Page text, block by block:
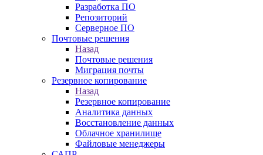
Разработка ПО
Репозиторий
Серверное ПО
Почтовые решения
Назад
Почтовые решения
Миграция почты
Резервное копирование
Назад
Резервное копирование
Аналитика данных
Восстановление данных
Облачное хранилище
Файловые менеджеры